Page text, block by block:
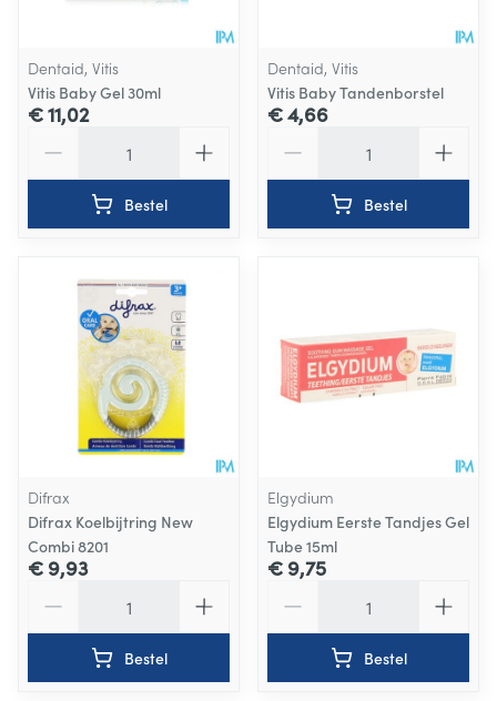
Dentaid, Vitis
Vitis Baby Gel 30ml
€ 11,02
Bestel
Dentaid, Vitis
Vitis Baby Tandenborstel
€ 4,66
Bestel
Difrax
Difrax Koelbijtring New
Combi 8201
€ 9,93
Bestel
Elgydium
Elgydium Eerste Tandjes Gel
Tube 15ml
€ 9,75
Bestel